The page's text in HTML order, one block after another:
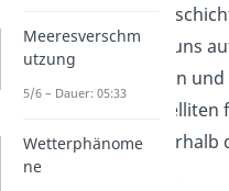
dieser
dieSatelliten, die uns
Telefonieren
Viele
bereits außerhalb
im Weltall.
Meeresverschm
utzung
5/6 – Dauer: 05:33
Wetterphänome
ne